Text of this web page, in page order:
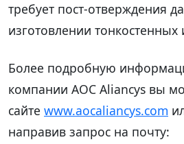
требует пост-отверждения
изготовлении тонкостенных
Более подробную
компании AOC Aliancys вы
сайте www.aocaliancys.com
направив запрос на почту: